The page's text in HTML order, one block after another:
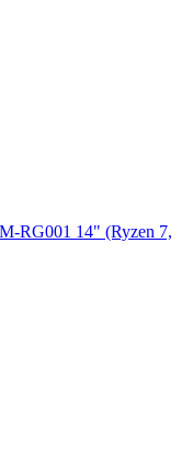
RG001 14" (Ryzen 7,